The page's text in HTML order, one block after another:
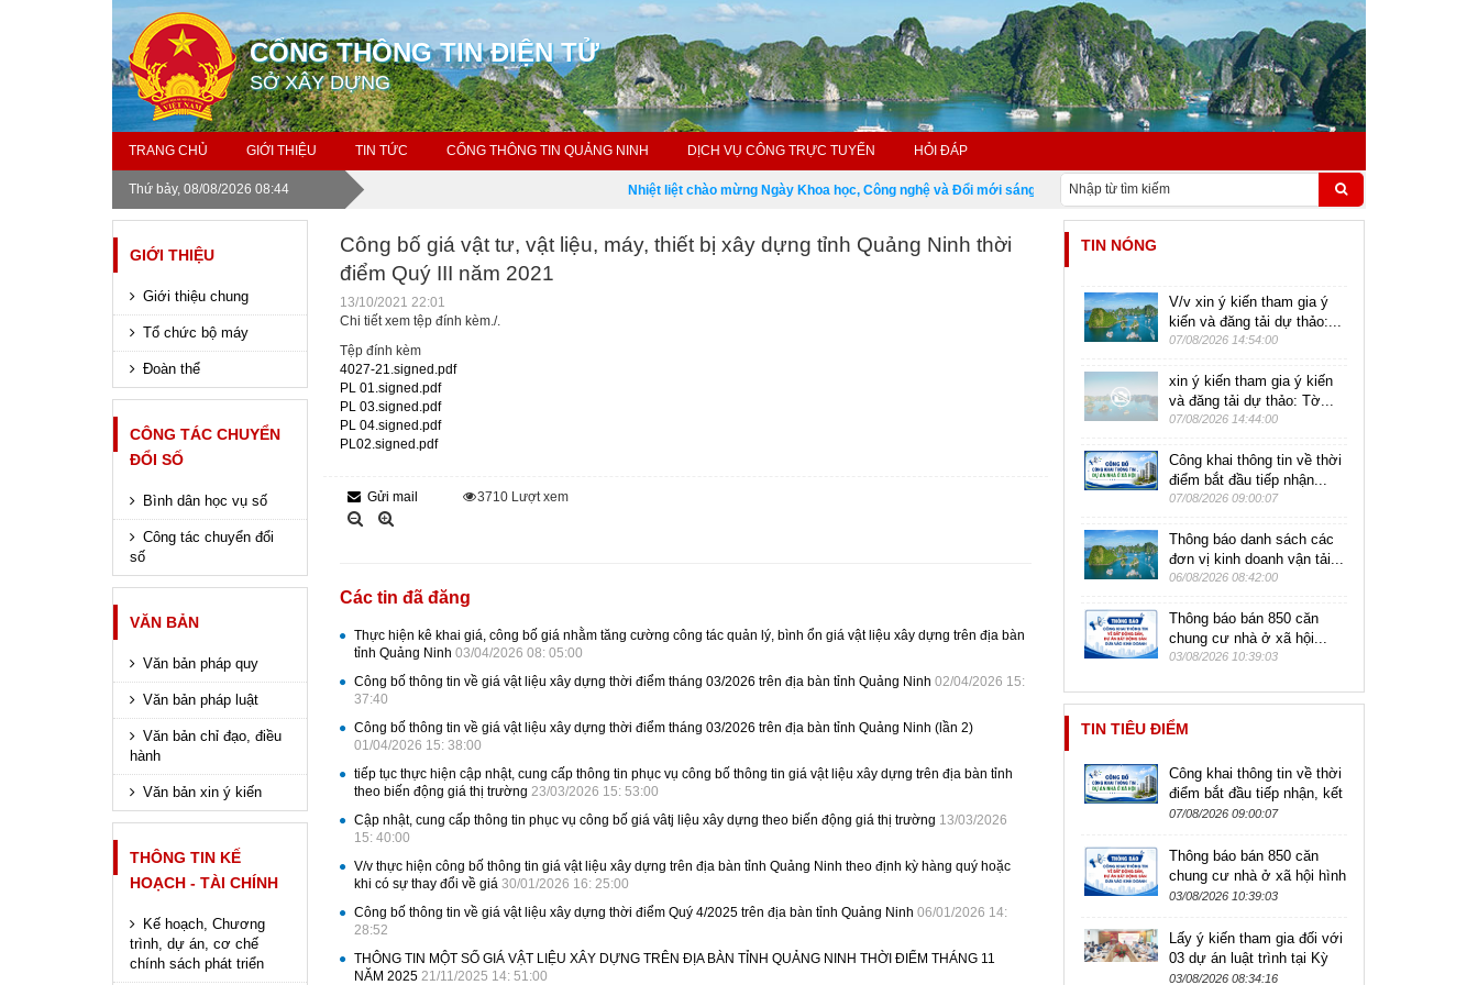
CỔNG THÔNG TIN ĐIỆN TỬ
SỞ XÂY DỰNG
TRANG CHỦ GIỚI THIỆU TIN TỨC CỔNG THÔNG TIN QUẢNG NINH DỊCH VỤ CÔNG TRỰC TUYẾN HỎI ĐÁP
Thứ bảy, 08/08/2026 08:44 Nhiệt liệt chào mừng Ngày Khoa học, Công nghệ và Đổi mới sáng tạo Việt Nam 18/5
GIỚI THIỆU
Giới thiệu chung
Tổ chức bộ máy
Đoàn thể
CÔNG TÁC CHUYỂN
ĐỔI SỐ
Bình dân học vụ số
Công tác chuyển đổi
số
VĂN BẢN
Văn bản pháp quy
Văn bản pháp luật
Văn bản chỉ đạo, điều
hành
Văn bản xin ý kiến
THÔNG TIN KẾ
HOẠCH - TÀI CHÍNH
Kế hoạch, Chương
trình, dự án, cơ chế
chính sách phát triển
Công bố giá vật tư, vật liệu, máy, thiết bị xây dựng tỉnh Quảng Ninh thời
điểm Quý III năm 2021
13/10/2021 22:01
Chi tiết xem tệp đính kèm./.
Tệp đính kèm
4027-21.signed.pdf
PL 01.signed.pdf
PL 03.signed.pdf
PL 04.signed.pdf
PL02.signed.pdf
Gửi mail 3710 Lượt xem
Các tin đã đăng
Thực hiện kê khai giá, công bố giá nhằm tăng cường công tác quản lý, bình ổn giá vật liệu xây dựng trên địa bàn
tỉnh Quảng Ninh03/04/2026 08: 05:00
Công bố thông tin về giá vật liệu xây dựng thời điểm tháng 03/2026 trên địa bàn tỉnh Quảng Ninh02/04/2026 15:
37:40
Công bố thông tin về giá vật liệu xây dựng thời điểm tháng 03/2026 trên địa bàn tỉnh Quảng Ninh (lần 2)
01/04/2026 15: 38:00
tiếp tục thực hiện cập nhật, cung cấp thông tin phục vụ công bố thông tin giá vật liệu xây dựng trên địa bàn tỉnh
theo biến động giá thị trường23/03/2026 15: 53:00
Cập nhật, cung cấp thông tin phục vụ công bố giá vâtj liệu xây dựng theo biến động giá thị trường 13/03/2026
15: 40:00
V/v thực hiện công bố thông tin giá vật liệu xây dựng trên địa bàn tỉnh Quảng Ninh theo định kỳ hàng quý hoặc
khi có sự thay đổi về giá30/01/2026 16: 25:00
Công bố thông tin về giá vật liệu xây dựng thời điểm Quý 4/2025 trên địa bàn tỉnh Quảng Ninh06/01/2026 14:
28:52
THÔNG TIN MỘT SỐ GIÁ VẬT LIỆU XÂY DỰNG TRÊN ĐỊA BÀN TỈNH QUẢNG NINH THỜI ĐIỂM THÁNG 11
NĂM 202521/11/2025 14: 51:00
TIN NÓNG
V/v xin ý kiến tham gia ý
kiến và đăng tải dự thảo:...
07/08/2026 14:54:00
xin ý kiến tham gia ý kiến
và đăng tải dự thảo: Tờ...
07/08/2026 14:44:00
Công khai thông tin về thời
điểm bắt đầu tiếp nhận...
07/08/2026 09:00:07
Thông báo danh sách các
đơn vị kinh doanh vận tải...
06/08/2026 08:42:00
Thông báo bán 850 căn
chung cư nhà ở xã hội...
03/08/2026 10:39:03
TIN TIÊU ĐIỂM
Công khai thông tin về thời
điểm bắt đầu tiếp nhận, kết
thúc tiếp nhận hồ sơ đăng
07/08/2026 09:00:07
Thông báo bán 850 căn
chung cư nhà ở xã hội hình
thành trong tương lai tại dự
03/08/2026 10:39:03
Lấy ý kiến tham gia đối với
03 dự án luật trình tại Kỳ
họp không thường lệ lần
03/08/2026 08:34:16